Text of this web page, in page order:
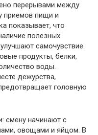
перерывами между
приемов пищи и
показывает, что
полезных
самочувствие.
продукты, белки,
воды.
дежурства,
головную
смену начинают с
овощами и яйцом. В